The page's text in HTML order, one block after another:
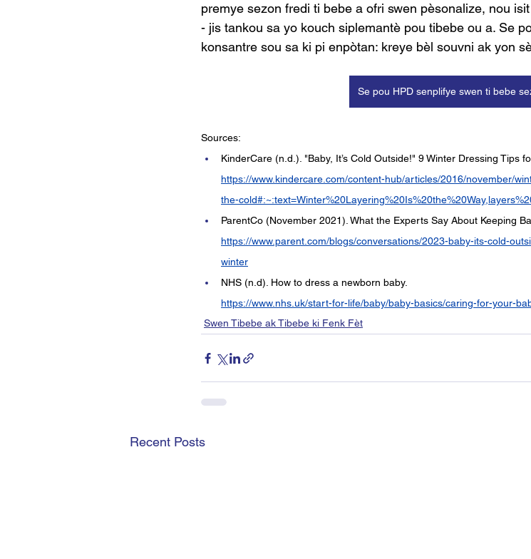
premye sezon fredi ti bebe a ofri swen pèsonalize, nou
- jis tankou sa yo kouch siplemantè pou tibebe ou a. Se
konsantre sou sa ki pi enpòtan: kreye bèl souvni ak yon
Se pou HPD senplifye swen ti bebe
Sources:
KinderCare (n.d.). "Baby, It’s Cold Outside!" 9 Winter Dressing Tips
https://www.kindercare.com/content-hub/articles/2016/november/
the-
ParentCo (November 2021). What the Experts Say About Keeping
https://www.parent.com/blogs/conversations/2023-baby-its-cold-
winter
NHS (n.d). How to dress a newborn baby.
https://www.nhs.uk/start-for-life/baby/baby-basics/caring-for-your-
Swen Tibebe ak Tibebe ki Fenk Fèt
Recent Posts